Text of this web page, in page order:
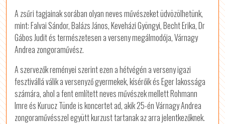
A zsűri tagjainak sorában olyan neves művészeket üdvözölhetünk,
mint: Falvai Sándor, Balázs János, Keveházi Gyöngyi, Becht Erika, Dr
Gábos Judit és természetesen a verseny megálmodója, Várnagy
Andrea zongoraművész.
A szervezők reményei szerint ezen a hétvégén a verseny igazi
fesztivállá válik a versenyző gyermekek, kísérőik és Eger lakossága
számára, ahol a fent említett neves művészek mellett Rohmann
Imre és Kurucz Tünde is koncertet ad, akik 25-én Várnagy Andrea
zongoraművésszel együtt kurzust tartanak az arra jelentkezőknek.